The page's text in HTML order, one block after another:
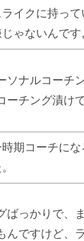
イクに持っ
ゃないんです
ソナルコーチ
ーチング漬け
期コーチにな
ばっかりで、
んですけど、